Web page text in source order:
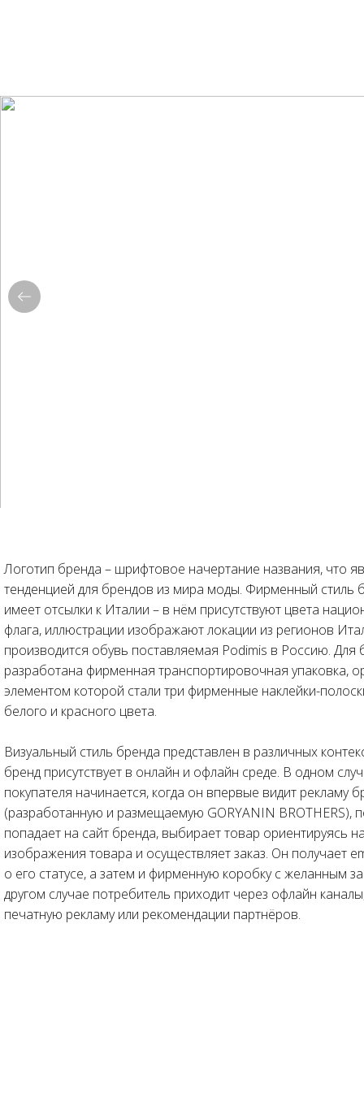
Логотип бренда – шрифтовое начертание названия, что
тенденцией для брендов из мира моды. Фирменный стиль
имеет отсылки к Италии – в нём присутствуют цвета
флага, иллюстрации изображают локации из регионов
производится обувь поставляемая Podimis в Россию. Для
разработана фирменная транспортировочная упаковка,
элементом которой стали три фирменные наклейки-
белого и красного цвета.
Визуальный стиль бренда представлен в различных
бренд присутствует в онлайн и офлайн среде. В одном
покупателя начинается, когда он впервые видит рекламу
(разработанную и размещаемую GORYANIN BROTHERS),
попадает на сайт бренда, выбирает товар ориентируясь
изображения товара и осуществляет заказ. Он получает
о его статусе, а затем и фирменную коробку с желанным
другом случае потребитель приходит через офлайн
печатную рекламу или рекомендации партнёров.